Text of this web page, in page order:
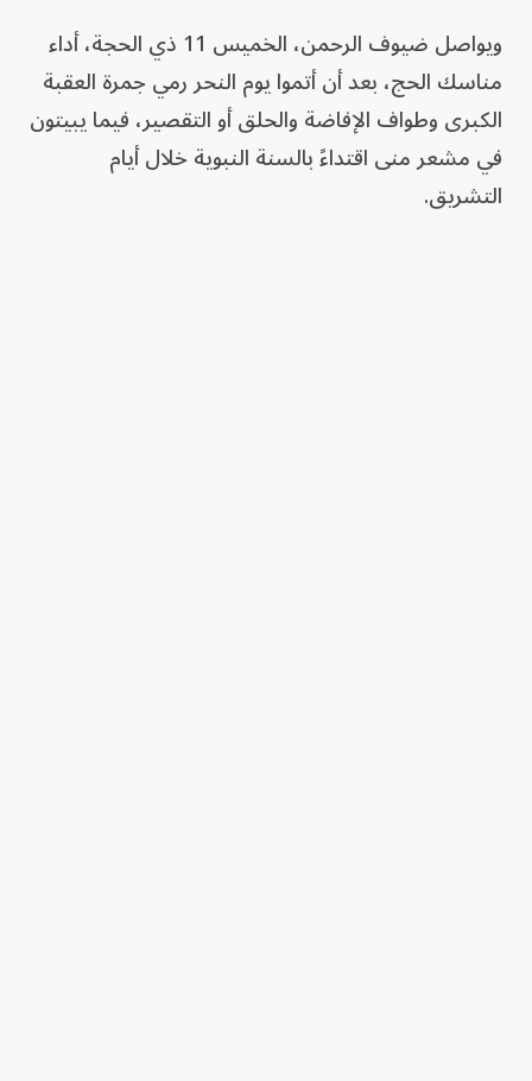
ويواصل ضيوف الرحمن، الخميس 11 ذي الحجة، أداء
مناسك الحج، بعد أن أتموا يوم النحر رمي جمرة العقبة
الكبرى وطواف الإفاضة والحلق أو التقصير، فيما يبيتون
في مشعر منى اقتداءً بالسنة النبوية خلال أيام
التشريق.